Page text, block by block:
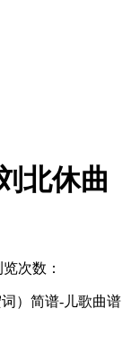
北休曲
次数：
）简谱-儿歌曲谱